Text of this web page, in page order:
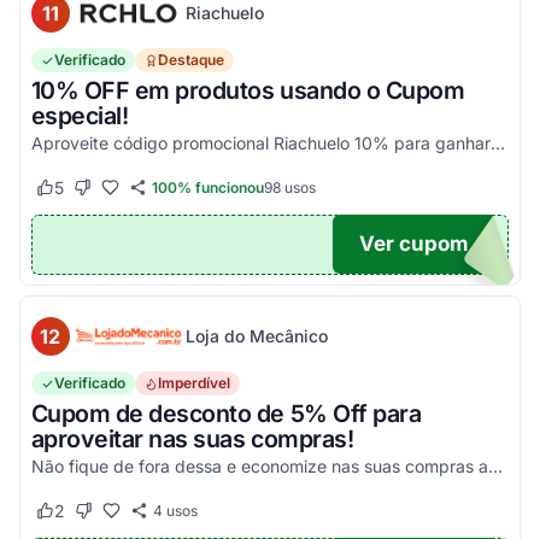
11 Riachuelo
Verificado Destaque
10% OFF em produtos usando o Cupom
especial!
Aproveite código promocional Riachuelo 10% para ganhar esse desconto em compras. Não cumulatios e somente para produtos vendidos e entregues pela Riachuelo, com exceção das categor...
Este cupom funcionou
5 Este cupom não funcionou
100% funcionou98usos
10
Ver cupom
12 Loja do Mecânico
Verificado Imperdível
Cupom de desconto de 5% Off para
aproveitar nas suas compras!
Não fique de fora dessa e economize nas suas compras agora mesmo!
Este cupom funcionou
2 Este cupom não funcionou
4 usos